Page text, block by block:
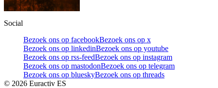
Social
Bezoek ons op facebookBezoek ons op x
Bezoek ons op linkedinBezoek ons op youtube
Bezoek ons op rss-feedBezoek ons op instagram
Bezoek ons op mastodonBezoek ons op telegram
Bezoek ons op blueskyBezoek ons op threads
© 2026 Euractiv ES